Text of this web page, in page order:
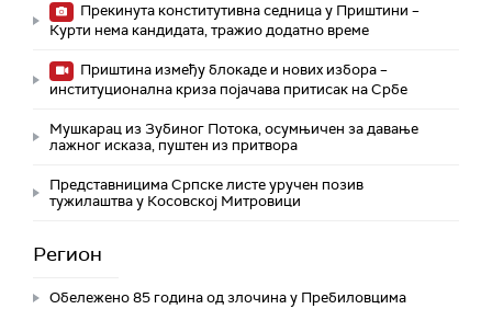
Прекинута конститутивна седница у Приштини –
Курти нема кандидата, тражио додатно време
Приштина између блокаде и нових избора –
институционална криза појачава притисак на Србе
Мушкарац из Зубиног Потока, осумњичен за давање
лажног исказа, пуштен из притвора
Представницима Српске листе уручен позив
тужилаштва у Косовској Митровици
Регион
Обележено 85 година од злочина у Пребиловцима